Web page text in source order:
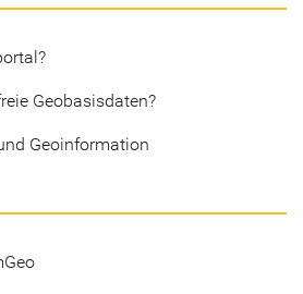
Geobasisdaten?
Geoinformation